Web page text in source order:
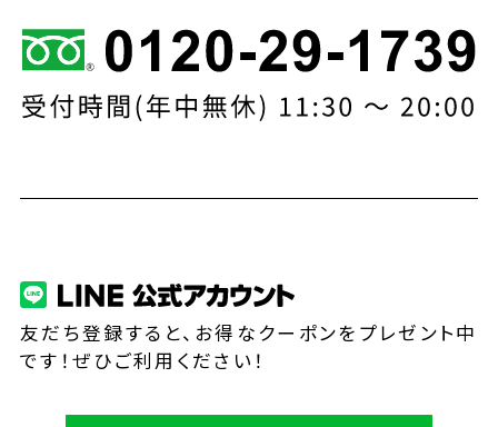
友だち登録すると、お得なクーポンをプレゼント中
です！ぜひご利用ください！